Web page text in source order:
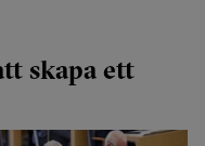
skapa ett